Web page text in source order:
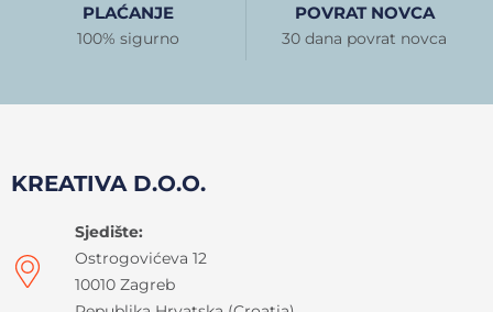
PLAĆANJE
100% sigurno
POVRAT NOVCA
30 dana povrat novca
KREATIVA D.O.O.
Sjedište:
Ostrogovićeva 12
10010 Zagreb